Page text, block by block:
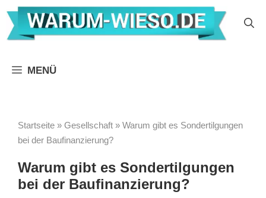
Zum
Inhalt
springen
MENÜ
Startseite » Gesellschaft » Warum gibt es Sondertilgungen
bei der Baufinanzierung?
Warum gibt es Sondertilgungen
bei der Baufinanzierung?